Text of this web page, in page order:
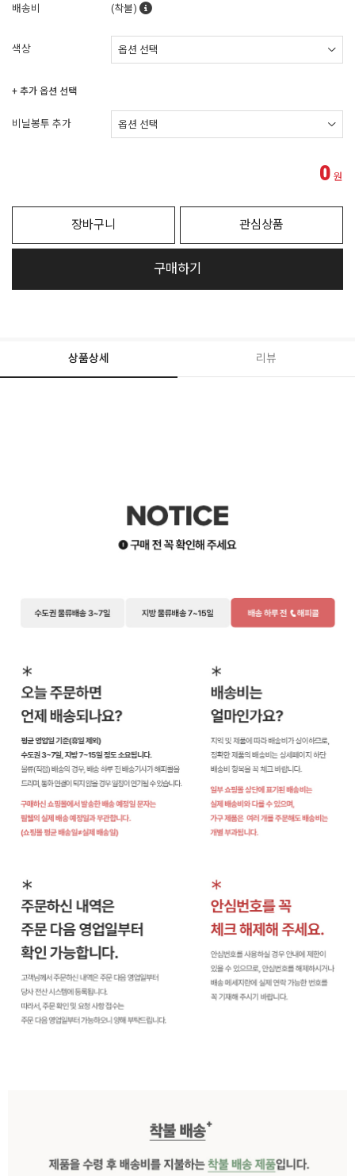
배송비
(착불)
색상
+ 추가 옵션 선택
비닐봉투 추가
0 원
장바구니 관심상품
구매하기
상품상세 리뷰